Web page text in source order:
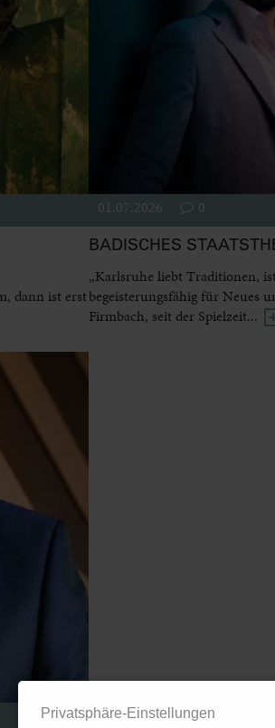
dann ist erst
01.07.2026 0
BADISCHES
„Karlsruhe liebt Traditionen,
begeisterungsfähig für Neues
Firmbach, seit der Spielzeit...
Privatsphäre-Einstellungen